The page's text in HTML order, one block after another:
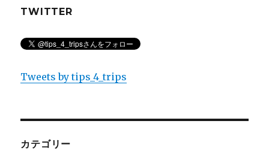
TWITTER
Tweets by tips_4_trips
カテゴリー